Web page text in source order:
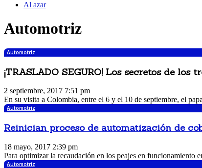
Al azar
Automotriz
Automotriz
¡TRASLADO SEGURO! Los secretos de los
2 septiembre, 2017 7:51 pm
En su visita a Colombia, entre el 6 y el 10 de septiembre, el
Automotriz
Reinician proceso de automatización de
18 mayo, 2017 2:39 pm
Para optimizar la recaudación en los peajes en funcionamiento
Automotriz